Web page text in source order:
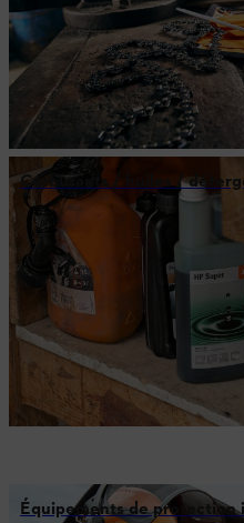
Carburants / huiles /
Équipements de protection